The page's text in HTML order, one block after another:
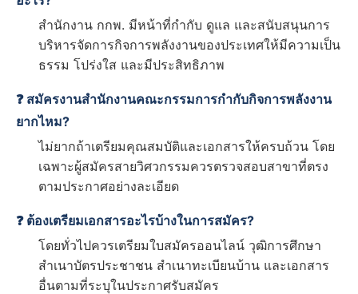
สำนักงาน กกพ. มีหน้าที่กำกับ ดูแล และสนับสนุนการ
บริหารจัดการกิจการพลังงานของประเทศให้มีความเป็น
ธรรม โปร่งใส และมีประสิทธิภาพ
❓ สมัครงานสำนักงานคณะกรรมการกำกับกิจการพลังงาน
ยากไหม?
ไม่ยากถ้าเตรียมคุณสมบัติและเอกสารให้ครบถ้วน โดย
เฉพาะผู้สมัครสายวิศวกรรมควรตรวจสอบสาขาที่ตรง
ตามประกาศอย่างละเอียด
❓ ต้องเตรียมเอกสารอะไรบ้างในการสมัคร?
โดยทั่วไปควรเตรียมใบสมัครออนไลน์ วุฒิการศึกษา
สำเนาบัตรประชาชน สำเนาทะเบียนบ้าน และเอกสาร
อื่นตามที่ระบุในประกาศรับสมัคร